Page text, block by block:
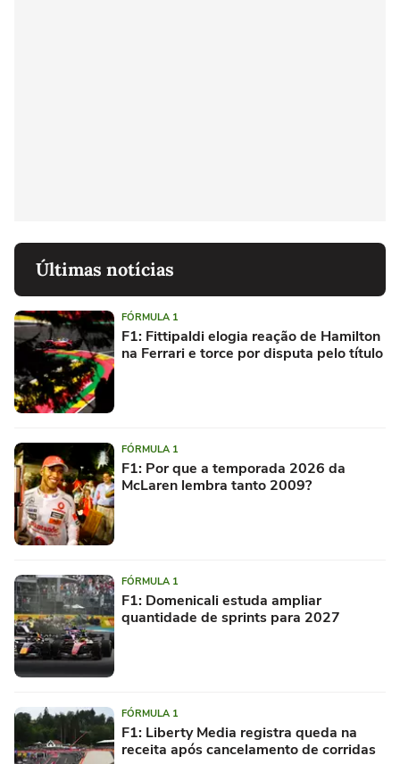
Últimas notícias
FÓRMULA 1
F1: Fittipaldi elogia reação de Hamilton
na Ferrari e torce por disputa pelo título
FÓRMULA 1
F1: Por que a temporada 2026 da
McLaren lembra tanto 2009?
FÓRMULA 1
F1: Domenicali estuda ampliar
quantidade de sprints para 2027
FÓRMULA 1
F1: Liberty Media registra queda na
receita após cancelamento de corridas